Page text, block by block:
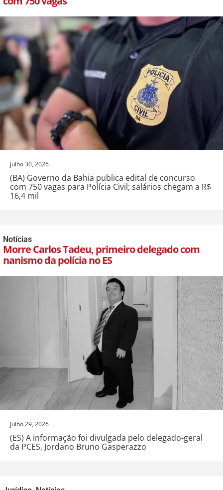
julho 30, 2026
(BA) Governo da Bahia publica edital de concurso
com 750 vagas para Polícia Civil; salários chegam a R$
16,4 mil
Notícias
Morre Carlos Tadeu, primeiro delegado com
nanismo da polícia no ES
julho 29, 2026
(ES) A informação foi divulgada pelo delegado-geral
da PCES, Jordano Bruno Gasperazzo